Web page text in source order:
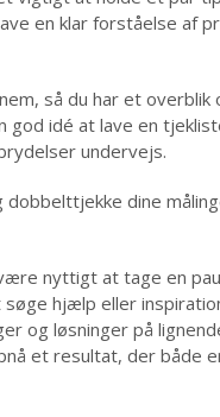
en klar forståelse af
så du har et overblik
god idé at lave en
undervejs.
dine
nyttigt at tage en
hjælp eller
og løsninger på
et resultat, der både